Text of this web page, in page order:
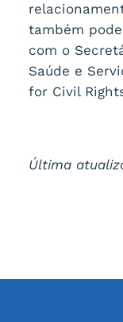
também
com o
Saúde e
for Civil
Última